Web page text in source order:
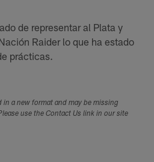
de representar al Plata y
Raider lo que ha estado
prácticas.
in a new format and may be missing
use the Contact Us link in our site